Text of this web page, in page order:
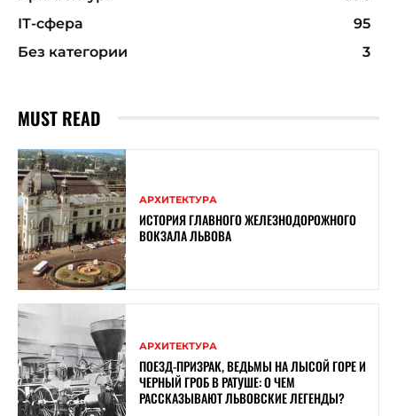
ІТ-сфера
95
Без категории
3
MUST READ
АРХИТЕКТУРА
ИСТОРИЯ ГЛАВНОГО ЖЕЛЕЗНОДОРОЖНОГО
ВОКЗАЛА ЛЬВОВА
АРХИТЕКТУРА
ПОЕЗД-ПРИЗРАК, ВЕДЬМЫ НА ЛЫСОЙ ГОРЕ И
ЧЕРНЫЙ ГРОБ В РАТУШЕ: О ЧЕМ
РАССКАЗЫВАЮТ ЛЬВОВСКИЕ ЛЕГЕНДЫ?